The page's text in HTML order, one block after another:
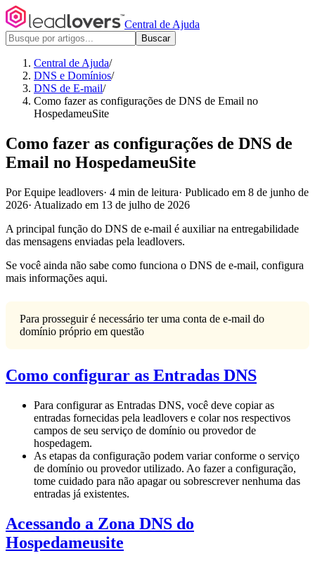
Central de Ajuda
Buscar
Central de Ajuda/
DNS e Domínios/
DNS de E-mail/
Como fazer as configurações de DNS de Email no
HospedameuSite
Como fazer as configurações de DNS de
Email no HospedameuSite
Por Equipe leadlovers· 4 min de leitura· Publicado em 8 de junho de
2026· Atualizado em 13 de julho de 2026
A principal função do DNS de e-mail é auxiliar na entregabilidade
das mensagens enviadas pela leadlovers.
Se você ainda não sabe como funciona o DNS de e-mail, configura
mais informações aqui.
Para prosseguir é necessário ter uma conta de e-mail do
domínio próprio em questão
Como configurar as Entradas DNS
Para configurar as Entradas DNS, você deve copiar as
entradas fornecidas pela leadlovers e colar nos respectivos
campos de seu serviço de domínio ou provedor de
hospedagem.
As etapas da configuração podem variar conforme o serviço
de domínio ou provedor utilizado. Ao fazer a configuração,
tome cuidado para não apagar ou sobrescrever nenhuma das
entradas já existentes.
Acessando a Zona DNS do
Hospedameusite